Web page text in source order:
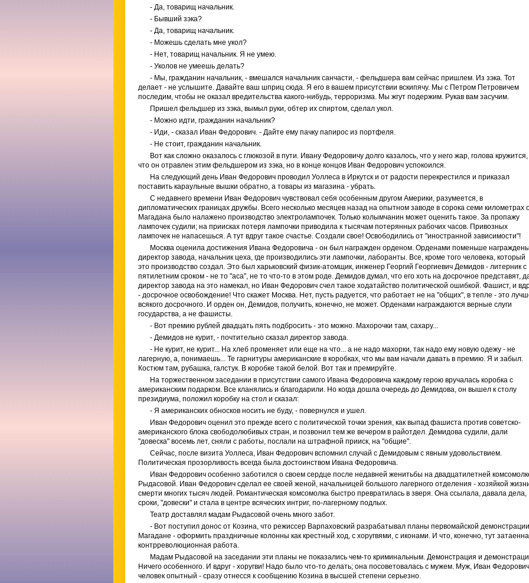
- Да, товарищ начальник.
- Бывший зэка?
- Да, товарищ начальник.
- Можешь сделать мне укол?
- Нет, товарищ начальник. Я не умею.
- Уколов не умеешь делать?
- Мы, гражданин начальник, - вмешался начальник санчасти, - фельдшера вам сейчас пришлем. Из зэка. Тот
делает - не услышите. Давайте ваш шприц сюда. Я его в вашем присутствии вскипячу. Мы с Петром Петровичем
последим, чтобы не оказал вредительства какого-нибудь, терроризма. Мы жгут подержим. Рукав вам засучим.
Пришел фельдшер из зэка, вымыл руки, обтер их спиртом, сделал укол.
- Можно идти, гражданин начальник?
- Иди, - сказал Иван Федорович. - Дайте ему пачку папирос из портфеля.
- Не стоит, гражданин начальник.
Вот как сложно оказалось с глюкозой в пути. Ивану Федоровичу долго казалось, что у него жар, голова кружится,
что он отравлен этим фельдшером из зэка, но в конце концов Иван Федорович успокоился.
На следующий день Иван Федорович проводил Уоллеса в Иркутск и от радости перекрестился и приказал
поставить караульные вышки обратно, а товары из магазина - убрать.
С недавнего времени Иван Федорович чувствовал себя особенным другом Америки, разумеется, в
дипломатических границах дружбы. Всего несколько месяцев назад на опытном заводе в сорока семи километрах
Магадана было налажено производство электролампочек. Только колымчанин может оценить такое. За пропажу
лампочек судили; на приисках потеря лампочки приводила к тысячам потерянных рабочих часов. Привозных
лампочек не напасешься. А тут вдруг такое счастье. Создали свое! Освободились от "иностранной зависимости"!
Москва оценила достижения Ивана Федоровича - он был награжден орденом. Орденами поменьше
директор завода, начальник цеха, где производились эти лампочки, лаборанты. Все, кроме того человека, который
это производство создал. Это был харьковский физик-атомщик, инженер Георгий Георгиевич Демидов - литерник с
пятилетним сроком - не то "аса", не то что-то в этом роде. Демидов думал, что его хоть на досрочное представят,
директор завода на это намекал, но Иван Федорович счел такое ходатайство политической ошибкой. Фашист, и
- досрочное освобождение! Что скажет Москва. Нет, пусть радуется, что работает не на "общих", в тепле - это
всякого досрочного. И орден он, Демидов, получить, конечно, не может. Орденами награждаются верные слуги
государства, а не фашисты.
- Вот премию рублей двадцать пять подбросить - это можно. Махорочки там, сахару...
- Демидов не курит, - почтительно сказал директор завода.
- Не курит, не курит... На хлеб променяет или еще на что... а не надо махорки, так надо ему новую одежу - не
лагерную, а, понимаешь... Те гарнитуры американские в коробках, что мы вам начали давать в премию. Я и забыл.
Костюм там, рубашка, галстук. В коробке такой белой. Вот так и премируйте.
На торжественном заседании в присутствии самого Ивана Федоровича каждому герою вручалась коробка с
американским подарком. Все кланялись и благодарили. Но когда дошла очередь до Демидова, он вышел к столу
президиума, положил коробку на стол и сказал:
- Я американских обносков носить не буду, - повернулся и ушел.
Иван Федорович оценил это прежде всего с политической точки зрения, как выпад фашиста против советско-
американского блока свободолюбивых стран, и позвонил тем же вечером в райотдел. Демидова судили, дали
"довеска" восемь лет, сняли с работы, послали на штрафной прииск, на "общие".
Сейчас, после визита Уоллеса, Иван Федорович вспомнил случай с Демидовым с явным удовольствием.
Политическая прозорливость всегда была достоинством Ивана Федоровича.
Иван Федорович особенно заботился о своем сердце после недавней женитьбы на двадцатилетней
Рыдасовой. Иван Федорович сделал ее своей женой, начальницей большого лагерного отделения - хозяйкой
смерти многих тысяч людей. Романтическая комсомолка быстро превратилась в зверя. Она ссылала, давала дела,
сроки, "довески" и стала в центре всяческих интриг, по-лагерному подлых.
Театр доставлял мадам Рыдасовой очень много забот.
- Вот поступил донос от Козина, что режиссер Варпаховский разрабатывал планы первомайской
Магадане - оформить праздничные колонны как крестный ход, с хоругвями, с иконами. И что, конечно, тут
контрреволюционная работа.
Мадам Рыдасовой на заседании эти планы не показались чем-то криминальным. Демонстрация и
Ничего особенного. И вдруг - хоругви! Надо было что-то делать; она посоветовалась с мужем. Муж, Иван
человек опытный - сразу отнесся к сообщению Козина в высшей степени серьезно.